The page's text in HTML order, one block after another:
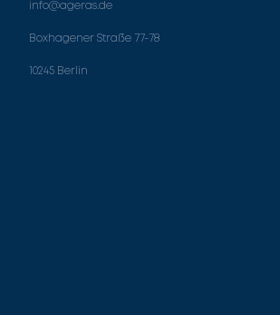
info@ageras.de
Boxhagener Straße 77-78
10245 Berlin